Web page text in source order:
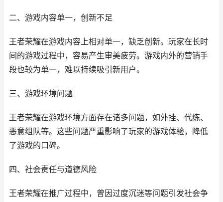
二、游戏内容单一，创新不足
王者荣耀在游戏内容上相对单一，缺乏创新。玩家在长时
间的游戏过程中，容易产生审美疲劳。游戏内外的营销手
段也较为单一，难以持续吸引新用户。
三、游戏环境问题
王者荣耀在游戏环境方面存在诸多问题，如外挂、代练、
恶意组队等。这些问题严重影响了玩家的游戏体验，降低
了游戏的口碑。
四、社会责任与道德风险
王者荣耀在推广过程中，曾因过度沉迷等问题引发社会争